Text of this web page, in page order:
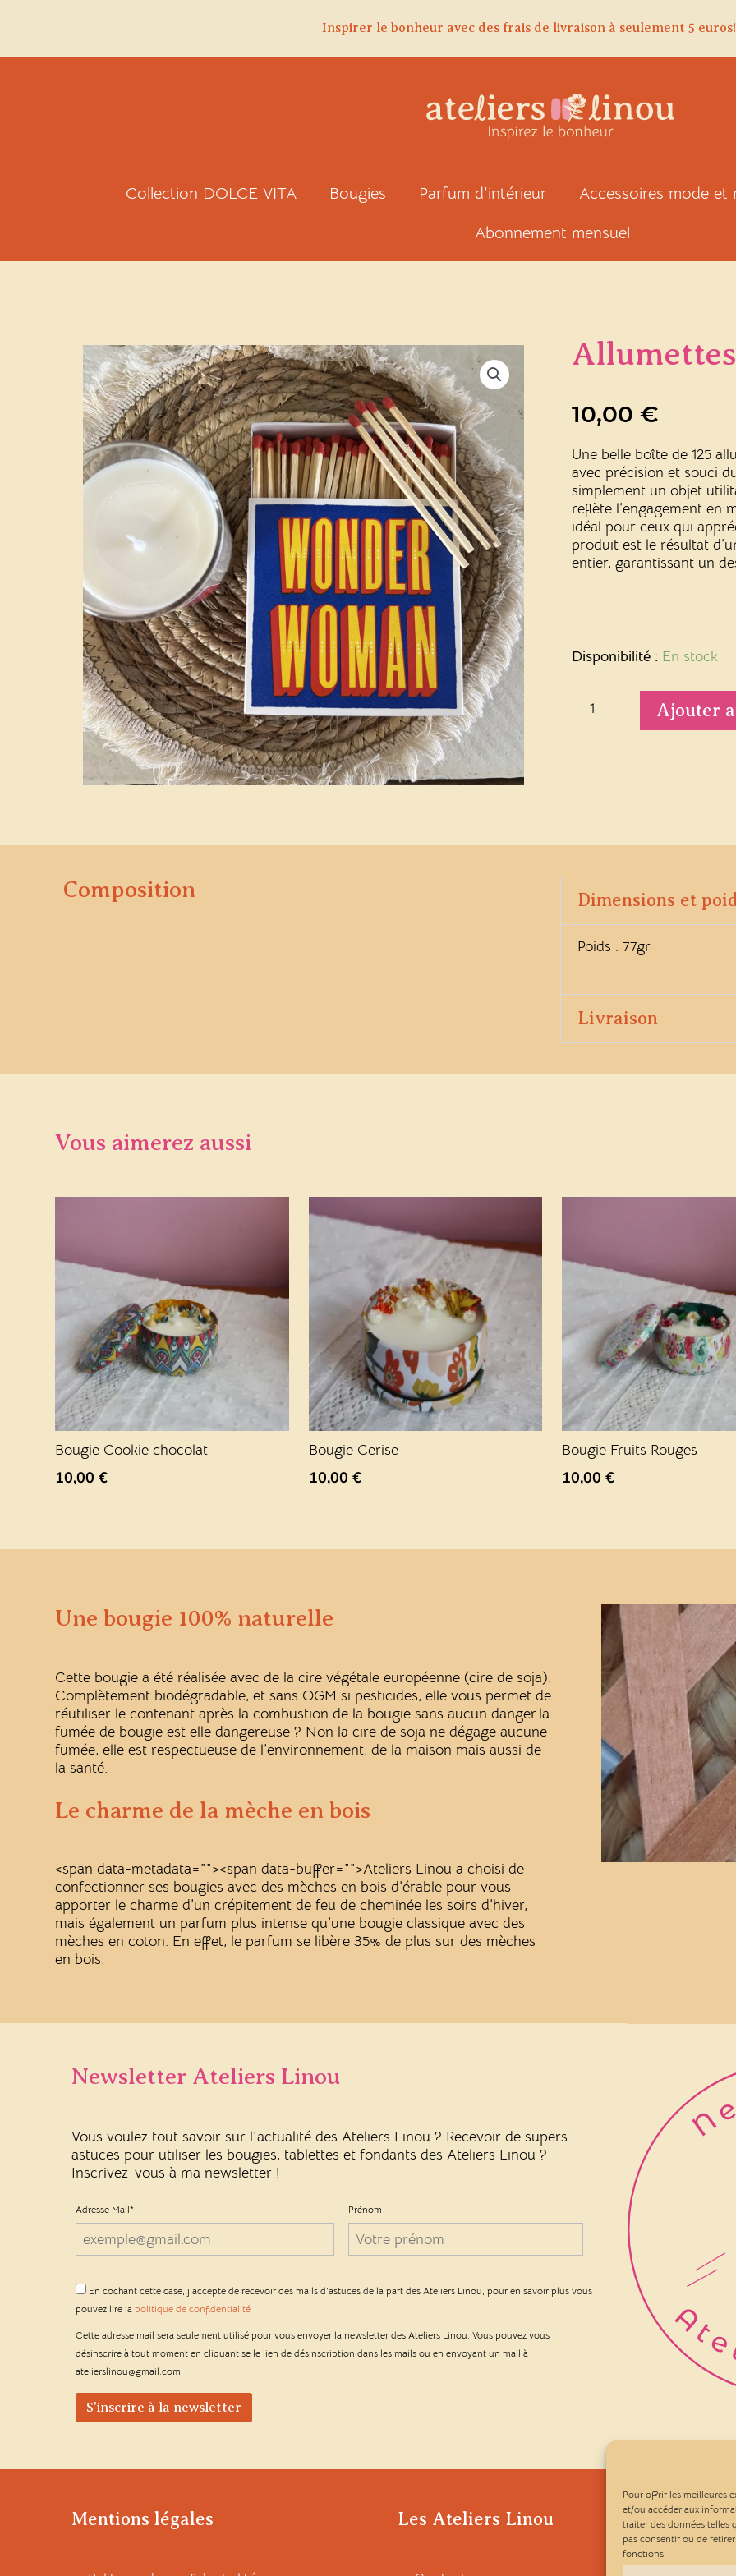
Pour offrir les meilleures
et/ou accéder aux
traiter des données telles
pas consentir ou de
fonctions.
Collection DOLCE VITA Bougies Parfum d’intérieur
Accessoires mode et
Abonnement mensuel
10,00 €
Une belle boîte de 125
avec précision et souci
simplement un objet
reflète l’engagement en
idéal pour ceux qui
produit est le résultat
entier, garantissant un
Disponibilité : En stock
de
Woman
Ajouter
Composition Dimensions et
Poids : 77gr
Livraison
Vous aimerez aussi
Bougie Cookie chocolat
10,00€
Bougie Cerise
10,00 €
Bougie Fruits Rouges
10,00 €
Une bougie 100% naturelle
Cette bougie a été réalisée avec de la cire végétale européenne (cire de soja).
Complètement biodégradable, et sans OGM si pesticides, elle vous permet de
réutiliser le contenant après la combustion de la bougie sans aucun danger.la
fumée de bougie est elle dangereuse ? Non la cire de soja ne dégage aucune
fumée, elle est respectueuse de l’environnement, de la maison mais aussi de
la santé.
Le charme de la mèche en bois
<span data-metadata=""><span data-buffer="">Ateliers Linou a choisi de
confectionner ses bougies avec des mèches en bois d’érable pour vous
apporter le charme d’un crépitement de feu de cheminée les soirs d’hiver,
mais également un parfum plus intense qu’une bougie classique avec des
mèches en coton. En effet, le parfum se libère 35% de plus sur des mèches
en bois.
Newsletter Ateliers Linou
Vous voulez tout savoir sur l'actualité des Ateliers Linou ? Recevoir de supers
astuces pour utiliser les bougies, tablettes et fondants des Ateliers Linou ?
Inscrivez-vous à ma newsletter !
Adresse Mail* Prénom
En cochant cette case, j'accepte de recevoir des mails d'astuces de la part des Ateliers Linou, pour en savoir plus vous
pouvez lire lapolitique de confidentialité
Cette adresse mail sera seulement utilisé pour vous envoyer la newsletter des Ateliers Linou. Vous pouvez vous
désinscrire à tout moment en cliquant se le lien de désinscription dans les mails ou en envoyant un mail à
atelierslinou@gmail.com.
Mentions légales Les Ateliers Linou
Inspirer le bonheur avec des frais de livraison à seulement 5 euros!